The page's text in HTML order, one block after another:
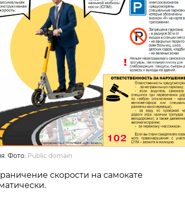
Фото: Public domain
скорости на самокате